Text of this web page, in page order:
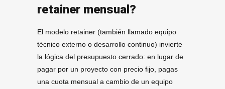
retainer mensual?
El modelo retainer (también llamado equipo
técnico externo o desarrollo continuo) invierte
la lógica del presupuesto cerrado: en lugar de
pagar por un proyecto con precio fijo, pagas
una cuota mensual a cambio de un equipo